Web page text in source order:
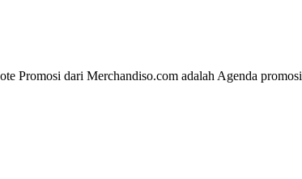
Promosi dari Merchandiso.com adalah Agenda